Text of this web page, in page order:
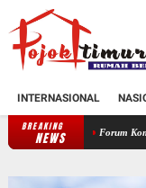
INTERNASIONAL
BREAKING
NEWS
Forum Komunikasi